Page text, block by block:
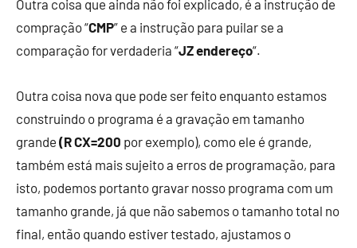
Outra coisa que ainda não foi explicado, é a instrução de
compração “CMP” e a instrução para puilar se a
comparação for verdaderia “JZ endereço“.
Outra coisa nova que pode ser feito enquanto estamos
construindo o programa é a gravação em tamanho
grande (R CX=200 por exemplo), como ele é grande,
também está mais sujeito a erros de programação, para
isto, podemos portanto gravar nosso programa com um
tamanho grande, já que não sabemos o tamanho total no
final, então quando estiver testado, ajustamos o